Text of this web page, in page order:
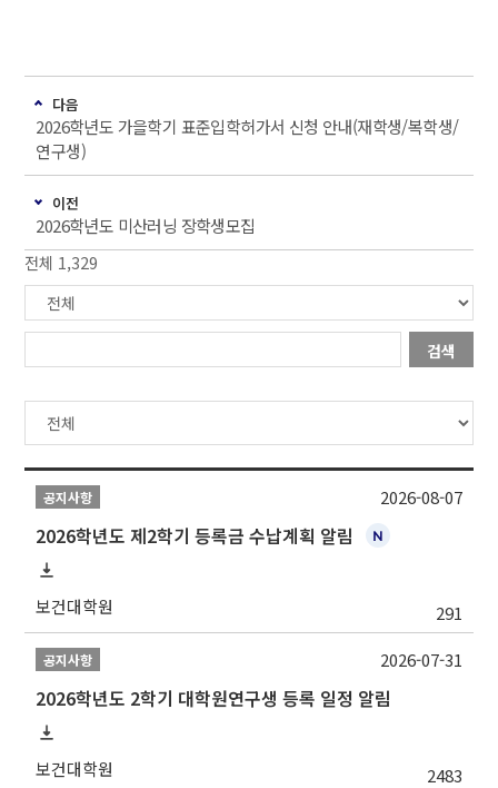
다음
2026학년도 가을학기 표준입학허가서 신청 안내(재학생/복학생/
연구생)
이전
2026학년도 미산러닝 장학생모집
전체 1,329
검색
공지사항
2026학년도 제2학기 등록금 수납계획 알림
보건대학원 291
2026-08-07
공지사항
2026학년도 2학기 대학원연구생 등록 일정 알림
보건대학원 2483
2026-07-31